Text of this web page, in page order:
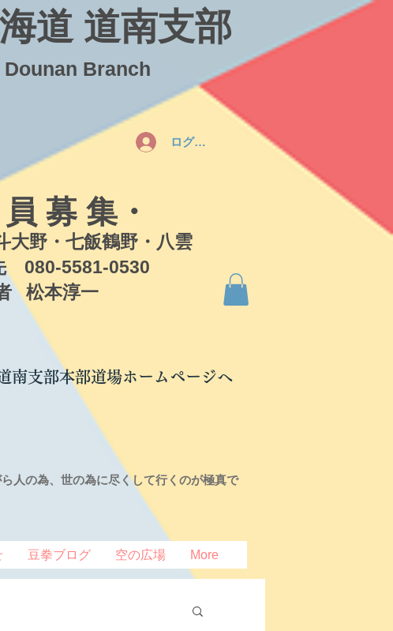
道 道南支部
Branch
ログイン
募 集・
野・七飯鶴野・八雲
5581-0530
本淳一
南支部本部道場ホームページへ
人の為、世の為に尽くして行くのが極真で
豆拳ブログ 空の広場 More